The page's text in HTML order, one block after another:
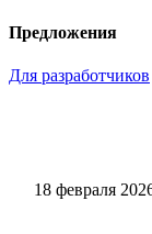
Предложения
Для разработчиков
18 февраля